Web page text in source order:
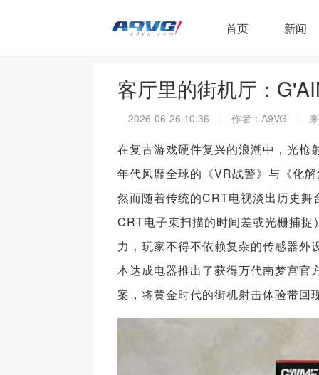
首页 新闻
客厅里的街机厅：
2026-06-26 10:36 作者：A9VG
在复古游戏硬件复兴的浪潮中，光枪
年代风靡全球的《VR战警》与《化
然而随着传统的CRT电视淡出历史
CRT电子束扫描的时间差或光栅捕
力，玩家不得不依赖复杂的传感器外
本达成电器推出了获得万代南梦宫
案，将黄金时代的街机射击体验带回